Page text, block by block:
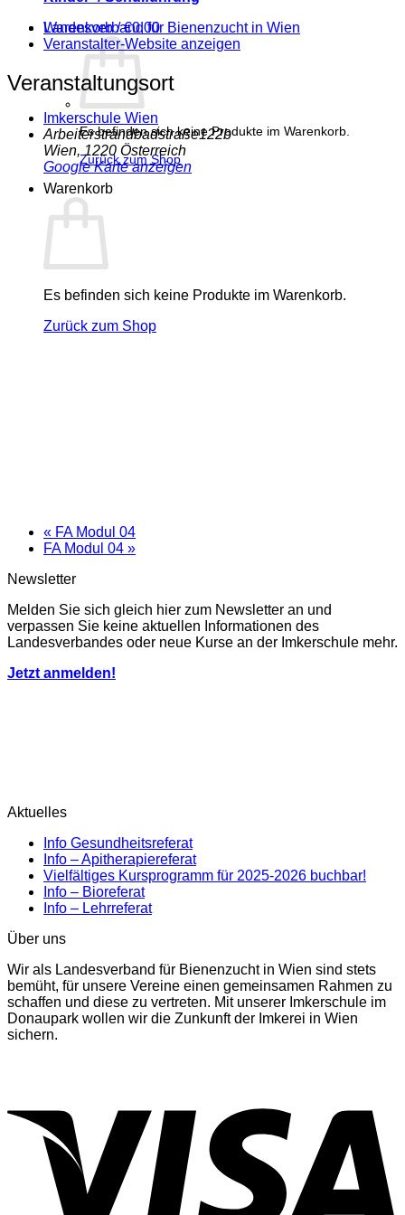
Warenkorb /€0,00
Es befinden sich keine Produkte im Warenkorb.
Zurück zum Shop
Warenkorb
Es befinden sich keine Produkte im Warenkorb.
Zurück zum Shop
Landesverband für Bienenzucht in Wien
Veranstalter-Website anzeigen
Veranstaltungsort
Imkerschule Wien
Arbeiterstrandbadstraße122b
Wien, 1220 Österreich
Google Karte anzeigen
« FA Modul 04
FA Modul 04 »
Newsletter
Melden Sie sich gleich hier zum Newsletter an und
verpassen Sie keine aktuellen Informationen des
Landesverbandes oder neue Kurse an der Imkerschule mehr.
Jetzt anmelden!
Aktuelles
Info Gesundheitsreferat
Info – Apitherapiereferat
Vielfältiges Kursprogramm für 2025-2026 buchbar!
Info – Bioreferat
Info – Lehrreferat
Über uns
Wir als Landesverband für Bienenzucht in Wien sind stets
bemüht, für unsere Vereine einen gemeinsamen Rahmen zu
schaffen und diese zu vertreten. Mit unserer Imkerschule im
Donaupark wollen wir die Zunkunft der Imkerei in Wien
sichern.